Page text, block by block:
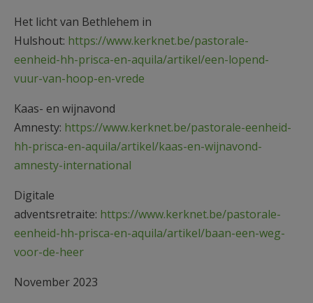
Het licht van Bethlehem in
Hulshout: https://www.kerknet.be/pastorale-
eenheid-hh-prisca-en-aquila/artikel/een-lopend-
vuur-van-hoop-en-vrede
Kaas- en wijnavond
Amnesty: https://www.kerknet.be/pastorale-eenheid-
hh-prisca-en-aquila/artikel/kaas-en-wijnavond-
amnesty-international
Digitale
adventsretraite: https://www.kerknet.be/pastorale-
eenheid-hh-prisca-en-aquila/artikel/baan-een-weg-
voor-de-heer
November 2023